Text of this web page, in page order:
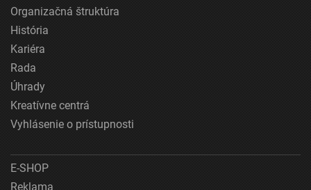
Organizačná štruktúra
História
Kariéra
Rada
Úhrady
Kreatívne centrá
Vyhlásenie o prístupnosti
E-SHOP
Reklama